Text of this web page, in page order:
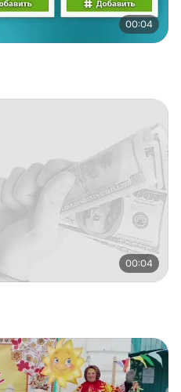
00:04
00:04